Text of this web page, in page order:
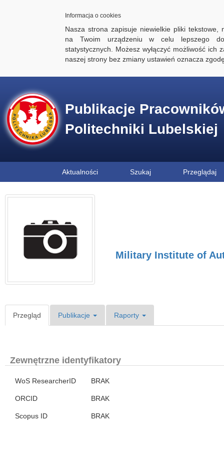
Informacja o cookies
Nasza strona zapisuje niewielkie pliki tekstowe,
na Twoim urządzeniu w celu lepszego
statystycznych. Możesz wyłączyć możliwość ich
naszej strony bez zmiany ustawień oznacza
Publikacje
Politechniki Lubelskiej
Aktualności Szukaj Przeglądaj
Military Institute of
Przegląd Publikacje Raporty
Zewnętrzne identyfikatory
WoS ResearcherID BRAK
ORCID BRAK
Scopus ID BRAK